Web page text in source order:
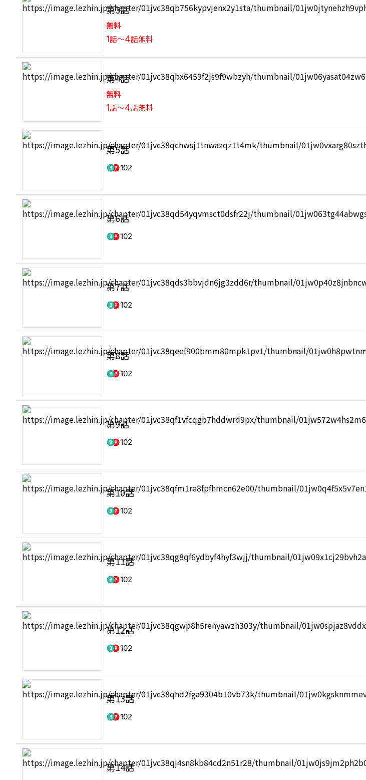
第3話
無料
1話〜4話無料
第4話
無料
1話〜4話無料
第5話
102
第6話
102
第7話
102
第8話
102
第9話
102
第10話
102
第11話
102
第12話
102
第13話
102
第14話